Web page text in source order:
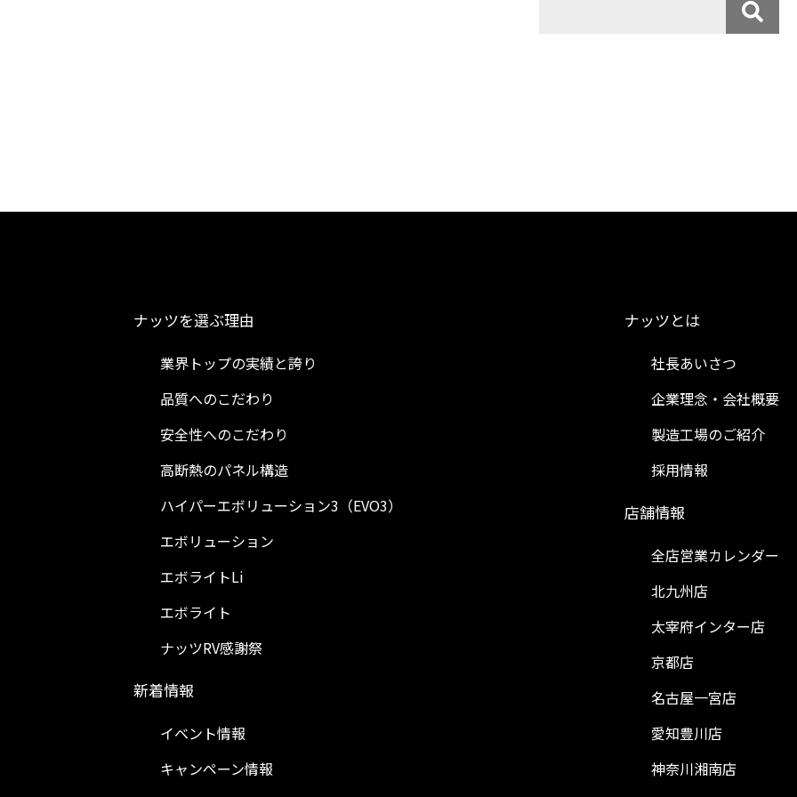
ナッツを選ぶ理由
業界トップの実績と誇り
品質へのこだわり
安全性へのこだわり
高断熱のパネル構造
ハイパーエボリューション3（EVO3）
エボリューション
エボライトLi
エボライト
ナッツRV感謝祭
新着情報
イベント情報
キャンペーン情報
ナッツとは
社長あいさつ
企業理念・会社概要
製造工場のご紹介
採用情報
店舗情報
全店営業カレンダー
北九州店
太宰府インター店
京都店
名古屋一宮店
愛知豊川店
神奈川湘南店